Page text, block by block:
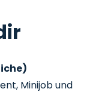
Minijob und